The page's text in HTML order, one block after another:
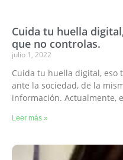
Cuida tu huella
que no controlas.
julio 1, 2022
Cuida tu huella digital,
ante la sociedad, de la
información. Actualmente,
Leer más »